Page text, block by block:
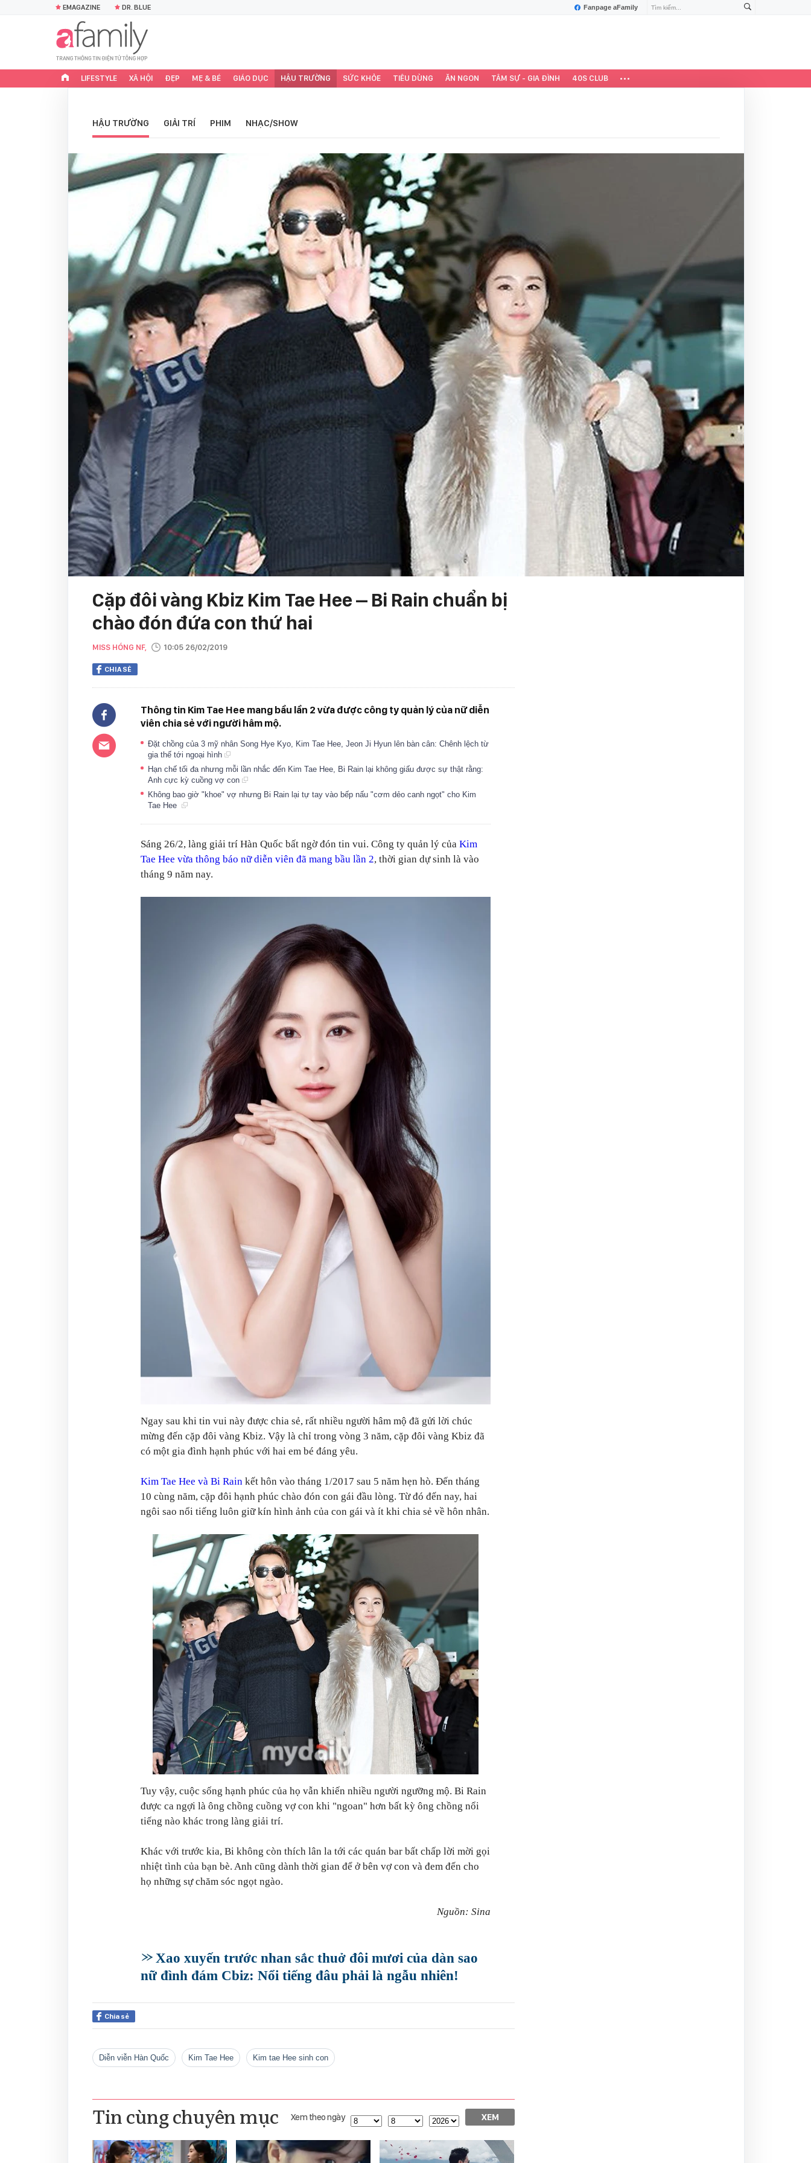
Fanpage aFamily
EMAGAZINE DR. BLUE
LIFESTYLE XÃ HỘI ĐẸP MẸ & BÉ GIÁO DỤC HẬU TRƯỜNG SỨC KHỎE TIÊU DÙNG ĂN NGON TÂM SỰ - GIA ĐÌNH 40S CLUB
HẬU TRƯỜNG GIẢI TRÍ PHIM NHẠC/SHOW
Cặp đôi vàng Kbiz Kim Tae Hee – Bi Rain chuẩn bị
chào đón đứa con thứ hai
MISS HÓNG NF, 10:05 26/02/2019
CHIA SẺ
Thông tin Kim Tae Hee mang bầu lần 2 vừa được công ty quản lý của nữ diễn
viên chia sẻ với người hâm mộ.
Đặt chồng của 3 mỹ nhân Song Hye Kyo, Kim Tae Hee, Jeon Ji Hyun lên bàn cân: Chênh lệch từ
gia thế tới ngoại hình
Hạn chế tối đa nhưng mỗi lần nhắc đến Kim Tae Hee, Bi Rain lại không giấu được sự thật rằng:
Anh cực kỳ cuồng vợ con
Không bao giờ "khoe" vợ nhưng Bi Rain lại tự tay vào bếp nấu "cơm dẻo canh ngọt" cho Kim
Tae Hee
Sáng 26/2, làng giải trí Hàn Quốc bất ngờ đón tin vui. Công ty quản lý của Kim
Tae Hee vừa thông báo nữ diễn viên đã mang bầu lần 2, thời gian dự sinh là vào
tháng 9 năm nay.
Ngay sau khi tin vui này được chia sẻ, rất nhiều người hâm mộ đã gửi lời chúc
mừng đến cặp đôi vàng Kbiz. Vậy là chỉ trong vòng 3 năm, cặp đôi vàng Kbiz đã
có một gia đình hạnh phúc với hai em bé đáng yêu.
Kim Tae Hee và Bi Rain kết hôn vào tháng 1/2017 sau 5 năm hẹn hò. Đến tháng
10 cùng năm, cặp đôi hạnh phúc chào đón con gái đầu lòng. Từ đó đến nay, hai
ngôi sao nổi tiếng luôn giữ kín hình ảnh của con gái và ít khi chia sẻ về hôn nhân.
Tuy vậy, cuộc sống hạnh phúc của họ vẫn khiến nhiều người ngưỡng mộ. Bi Rain
được ca ngợi là ông chồng cuồng vợ con khi "ngoan" hơn bất kỳ ông chồng nổi
tiếng nào khác trong làng giải trí.
Khác với trước kia, Bi không còn thích lân la tới các quán bar bất chấp lời mời gọi
nhiệt tình của bạn bè. Anh cũng dành thời gian để ở bên vợ con và đem đến cho
họ những sự chăm sóc ngọt ngào.
Nguồn: Sina
Xao xuyến trước nhan sắc thuở đôi mươi của dàn sao
nữ đình đám Cbiz: Nổi tiếng đâu phải là ngẫu nhiên!
Chia sẻ
diễn viễn Hàn Quốc Kim Tae Hee Kim tae Hee sinh con
Tin cùng chuyên mục Xem theo ngày XEM